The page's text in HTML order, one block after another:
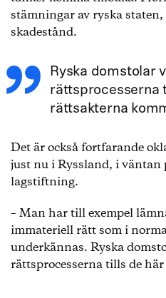
stämningar av ryska
skadestånd.
Ryska domstolar
rättsprocesserna
rättsakterna
Det är också fortfarande
just nu i Ryssland, i
lagstiftning.
– Man har till exempel
immateriell rätt som i
underkännas. Ryska
rättsprocesserna tills de